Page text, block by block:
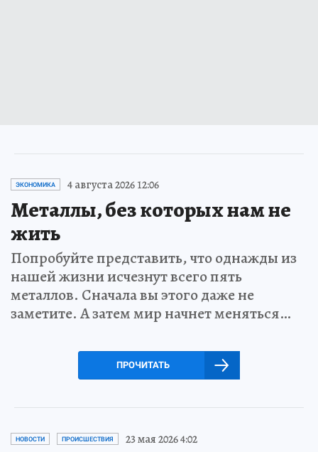
ЭКОНОМИКА 4 августа 2026 12:06
Металлы, без которых нам не
жить
Попробуйте представить, что однажды из
нашей жизни исчезнут всего пять
металлов. Сначала вы этого даже не
заметите. А затем мир начнет меняться…
ПРОЧИТАТЬ
НОВОСТИ ПРОИСШЕСТВИЯ 23 мая 2026 4:02